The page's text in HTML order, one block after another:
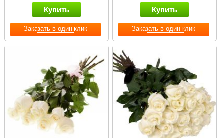
Заказать в один клик
Купить
Заказать в один клик
Купить